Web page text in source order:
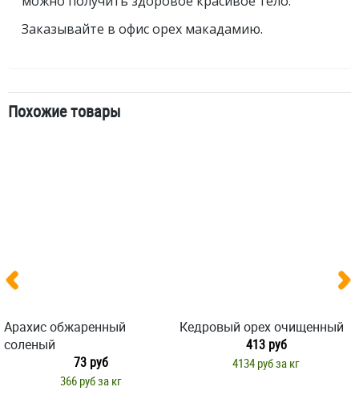
Заказывайте в офис орех макадамию.
Похожие товары
Арахис обжаренный
соленый
73 руб
366 руб за кг
Кедровый орех очищенный
413 руб
4134 руб за кг